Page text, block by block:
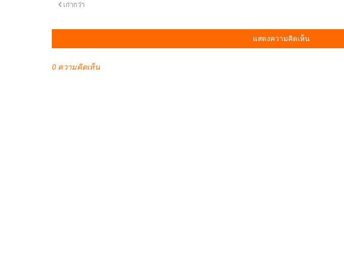
เก่ากว่า
แสดงความคิดเห็น
0 ความคิดเห็น